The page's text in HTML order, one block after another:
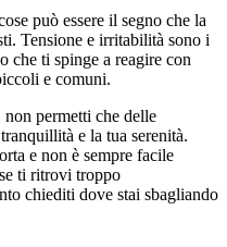
può essere il segno che la
Tensione e irritabilità sono i
che ti spinge a reagire con
e comuni.
permetti che delle
e la tua serenità.
e non è sempre facile
ti ritrovi troppo
chiediti dove stai sbagliando